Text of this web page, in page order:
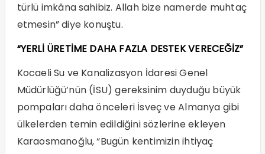
türlü imkâna sahibiz. Allah bize namerde muhtaç
etmesin” diye konuştu.
“YERLİ ÜRETİME DAHA FAZLA DESTEK VERECEĞİZ”
Kocaeli Su ve Kanalizasyon İdaresi Genel
Müdürlüğü’nün (İSU) gereksinim duyduğu büyük
pompaları daha önceleri İsveç ve Almanya gibi
ülkelerden temin edildiğini sözlerine ekleyen
Karaosmanoğlu, “Bugün kentimizin ihtiyaç